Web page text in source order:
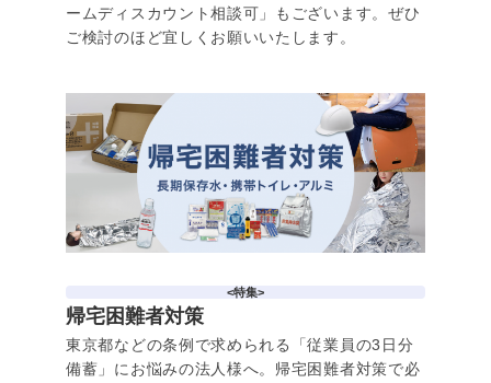
ームディスカウント相談可」もございます。ぜひ
ご検討のほど宜しくお願いいたします。
<特集>
帰宅困難者対策
東京都などの条例で求められる「従業員の3日分
備蓄」にお悩みの法人様へ。帰宅困難者対策で必